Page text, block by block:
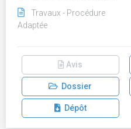
Travaux - Procédure
Adaptée
Avis
Dossier
Dépôt